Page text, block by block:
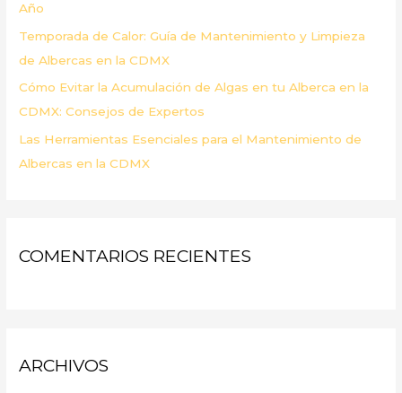
Año
Temporada de Calor: Guía de Mantenimiento y Limpieza
de Albercas en la CDMX
Cómo Evitar la Acumulación de Algas en tu Alberca en la
CDMX: Consejos de Expertos
Las Herramientas Esenciales para el Mantenimiento de
Albercas en la CDMX
COMENTARIOS RECIENTES
ARCHIVOS